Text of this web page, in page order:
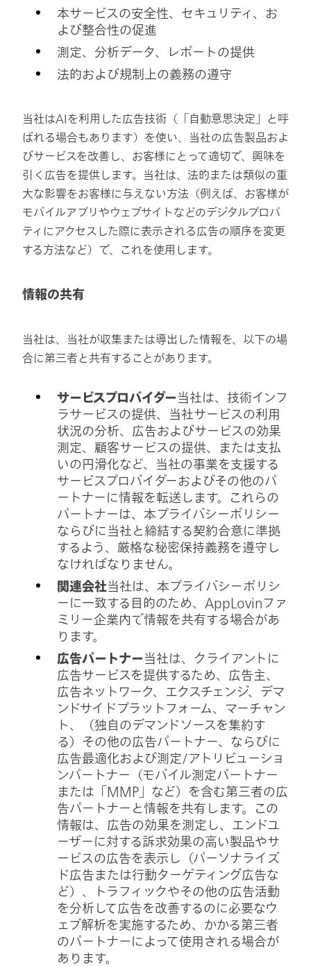
本サービスの安全性、セキュリティ、お
よび整合性の促進
測定、分析データ、レポートの提供
法的および規制上の義務の遵守
当社はAIを利用した広告技術（「自動意思決定」と呼
ばれる場合もあります）を使い、当社の広告製品およ
びサービスを改善し、お客様にとって適切で、興味を
引く広告を提供します。当社は、法的または類似の重
大な影響をお客様に与えない方法（例えば、お客様が
モバイルアプリやウェブサイトなどのデジタルプロパ
ティにアクセスした際に表示される広告の順序を変更
する方法など）で、これを使用します。
情報の共有
当社は、当社が収集または導出した情報を、以下の場
合に第三者と共有することがあります。
サービスプロバイダー当社は、技術インフ
ラサービスの提供、当社サービスの利用
状況の分析、広告およびサービスの効果
測定、顧客サービスの提供、または支払
いの円滑化など、当社の事業を支援する
サービスプロバイダーおよびその他のパ
ートナーに情報を転送します。これらの
パートナーは、本プライバシーポリシー
ならびに当社と締結する契約合意に準拠
するよう、厳格な秘密保持義務を遵守し
なければなりません。
関連会社当社は、本プライバシーポリシ
ーに一致する目的のため、AppLovinファ
ミリー企業内で情報を共有する場合があ
ります。
広告パートナー当社は、クライアントに
広告サービスを提供するため、広告主、
広告ネットワーク、エクスチェンジ、デマ
ンドサイドプラットフォーム、マーチャン
ト、（独自のデマンドソースを集約す
る）その他の広告パートナー、ならびに
広告最適化および測定/アトリビューショ
ンパートナー（モバイル測定パートナー
または「MMP」など）を含む第三者の広
告パートナーと情報を共有します。この
情報は、広告の効果を測定し、エンドユ
ーザーに対する訴求効果の高い製品やサ
ービスの広告を表示し（パーソナライズ
ド広告または行動ターゲティング広告な
ど）、トラフィックやその他の広告活動
を分析して広告を改善するのに必要なウ
ェブ解析を実施するため、かかる第三者
のパートナーによって使用される場合が
あります。